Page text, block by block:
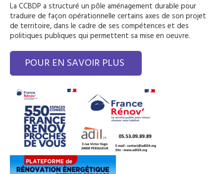
La CCBDP a structuré un pôle aménagement durable pour
traduire de façon opérationnelle certains axes de son projet
de territoire, dans le cadre de ses compétences et des
politiques publiques qui permettent sa mise en oeuvre.
POUR EN SAVOIR PLUS